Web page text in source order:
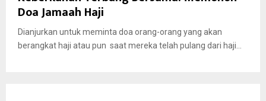
Doa Jamaah Haji
Dianjurkan untuk meminta doa orang-orang yang akan
berangkat haji atau pun saat mereka telah pulang dari haji...